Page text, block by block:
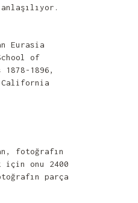
Eurasia
of
1896,
California
fotoğrafın
onu 2400
parça